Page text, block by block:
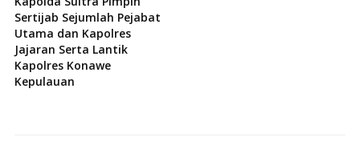
Sertijab Sejumlah Pejabat
Utama dan Kapolres
Jajaran Serta Lantik
Kapolres Konawe
Kepulauan